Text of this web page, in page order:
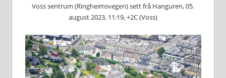
Voss sentrum (Ringheimsvegen) sett frå Hanguren, 05.
august 2023, 11:19, +2C (Voss)